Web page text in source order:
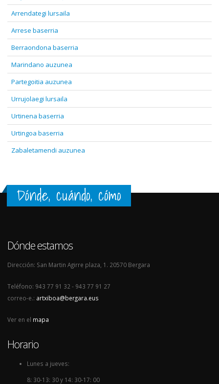
Arrendategi lursaila
Arrese baserria
Berraondona baserria
Marindano auzunea
Partegoitia auzunea
Urrujolaegi lursaila
Urtinena baserria
Urtingoa baserria
Zabaletamendi auzunea
Dónde, cuándo, cómo
Dónde estamos
Dirección: San Martin Agirre plaza, 1. 20570 Bergara
Teléfono: 943 77 91 32 - 943 77 91 27
correo-e.: artxiboa@bergara.eus
Ver en el mapa
Horario
Lunes a jueves:
8: 30-13: 30 y 14: 30-17: 00